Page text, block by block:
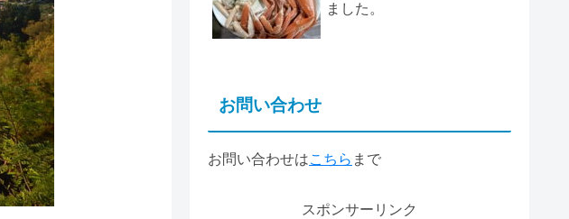
ました。
お問い合わせ
お問い合わせはこちら まで
スポンサーリンク